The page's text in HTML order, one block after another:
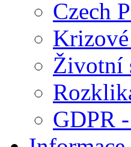
Czech
Životní
GDPR